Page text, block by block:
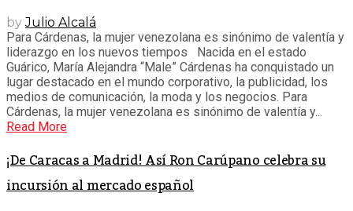
byJulio Alcalá
Para Cárdenas, la mujer venezolana es sinónimo de valentía y
liderazgo en los nuevos tiempos Nacida en el estado
Guárico, María Alejandra “Male” Cárdenas ha conquistado un
lugar destacado en el mundo corporativo, la publicidad, los
medios de comunicación, la moda y los negocios. Para
Cárdenas, la mujer venezolana es sinónimo de valentía y...
Read More
¡De Caracas a Madrid! Así Ron Carúpano celebra su
incursión al mercado español